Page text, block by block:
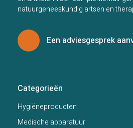
natuurgeneeskundig artsen en
Een adviesgesprek
Categorieën
Hygiëneproducten
Medische apparatuur